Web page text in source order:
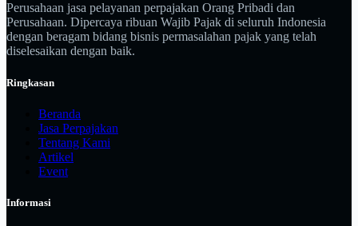
Perusahaan jasa pelayanan perpajakan Orang Pribadi dan
Perusahaan. Dipercaya ribuan Wajib Pajak di seluruh Indonesia
dengan beragam bidang bisnis permasalahan pajak yang telah
diselesaikan dengan baik.
Ringkasan
Beranda
Jasa Perpajakan
Tentang Kami
Artikel
Event
Informasi